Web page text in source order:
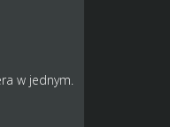
w jednym.